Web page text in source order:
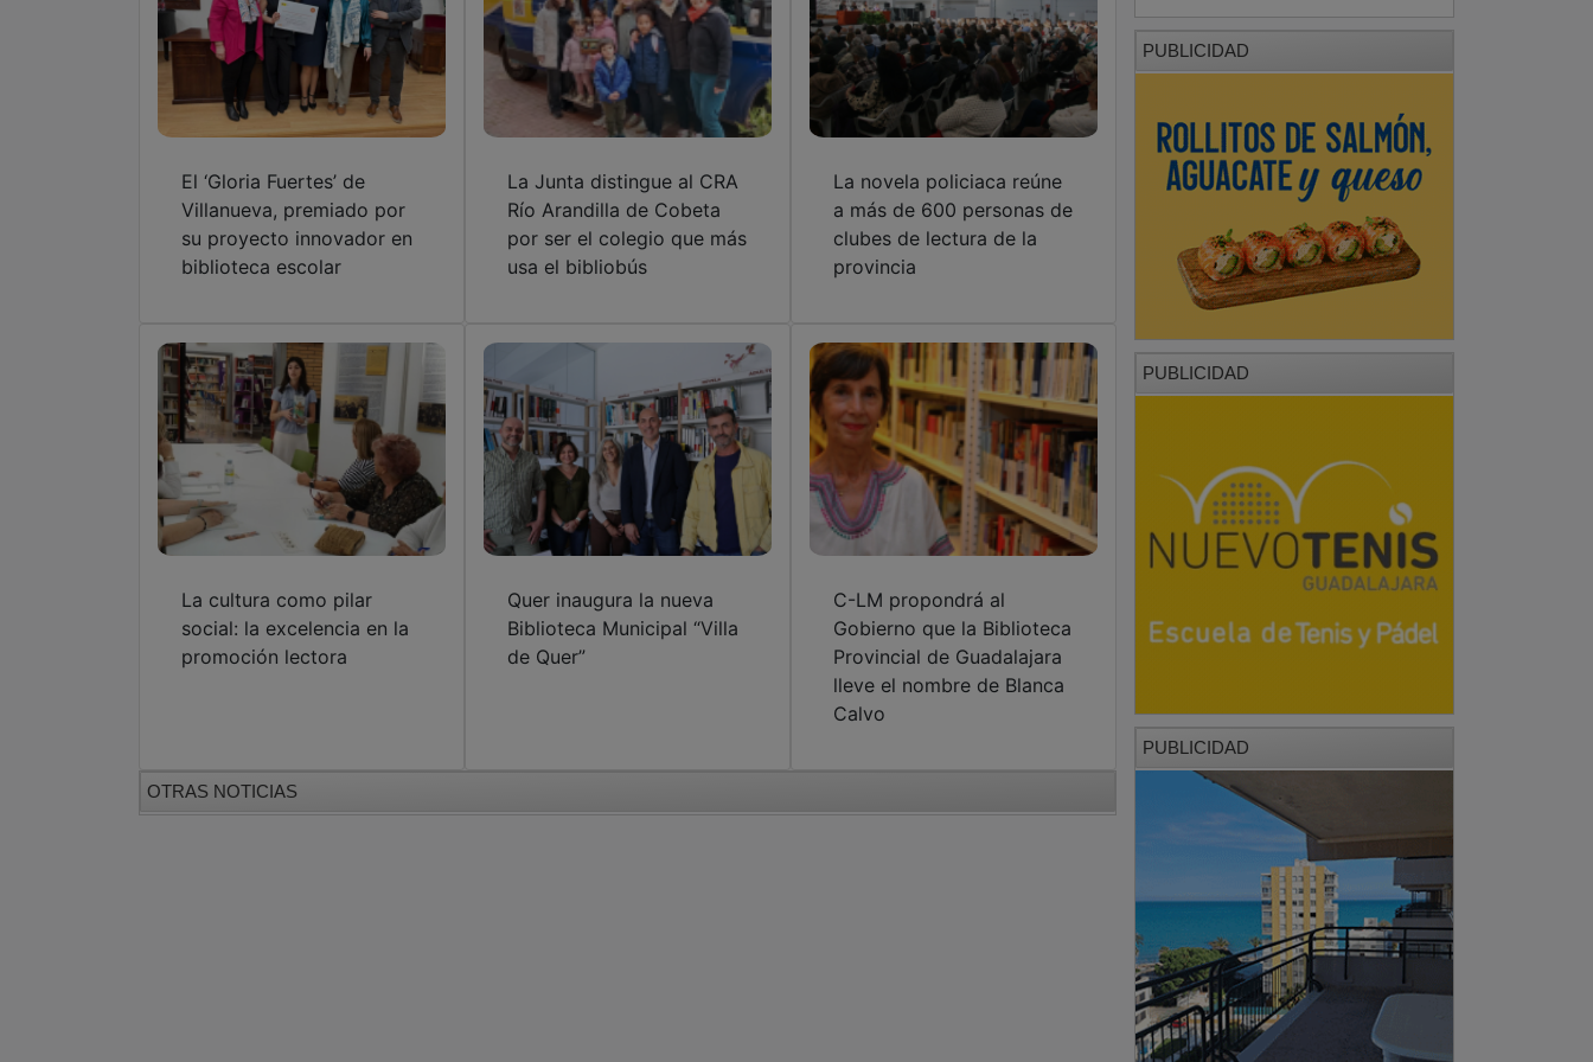
El ‘Gloria Fuertes’ de
Villanueva, premiado por
su proyecto innovador en
biblioteca escolar
La Junta distingue al CRA
Río Arandilla de Cobeta
por ser el colegio que más
usa el bibliobús
La novela policiaca reúne
a más de 600 personas de
clubes de lectura de la
provincia
La cultura como pilar
social: la excelencia en la
promoción lectora
Quer inaugura la nueva
Biblioteca Municipal “Villa
de Quer”
C-LM propondrá al
Gobierno que la Biblioteca
Provincial de Guadalajara
lleve el nombre de Blanca
Calvo
OTRAS NOTICIAS
PUBLICIDAD
PUBLICIDAD
PUBLICIDAD